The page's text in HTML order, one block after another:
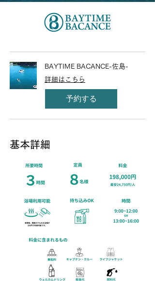
BAYTIME BACANCE-佐島-
詳細はこちら
予約する
​基本詳細